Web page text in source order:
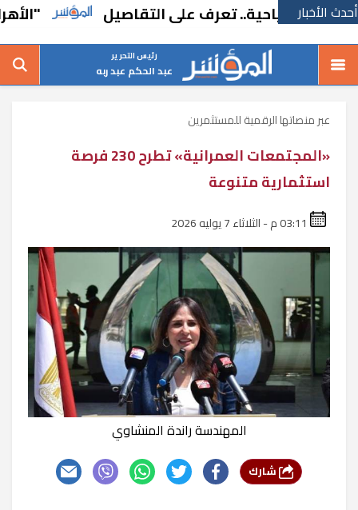
أحدث الأخبار "الأهرام لنظم
رئيس التحرير
عبد الحكم عبد ربه
عبر منصاتها الرقمية للمستثمرين
«المجتمعات العمرانية» تطرح 230 فرصة
استثمارية متنوعة
المهندسة راندة المنشاوي